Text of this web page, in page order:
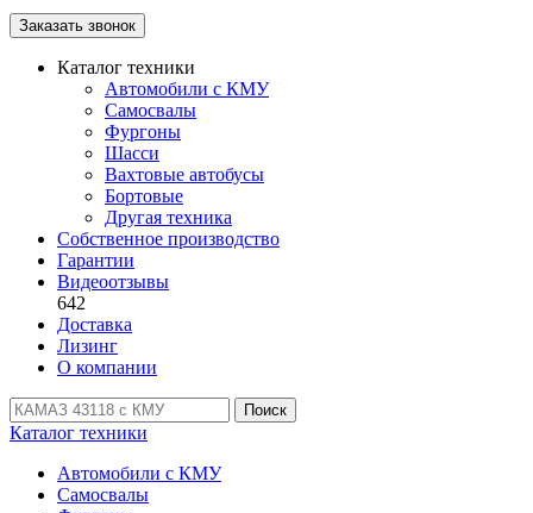
Заказать звонок
Каталог техники
Автомобили с КМУ
Самосвалы
Фургоны
Шасси
Вахтовые автобусы
Бортовые
Другая техника
Собственное производство
Гарантии
Видеоотзывы
642
Доставка
Лизинг
О компании
Поиск
Каталог техники
Автомобили с КМУ
Самосвалы